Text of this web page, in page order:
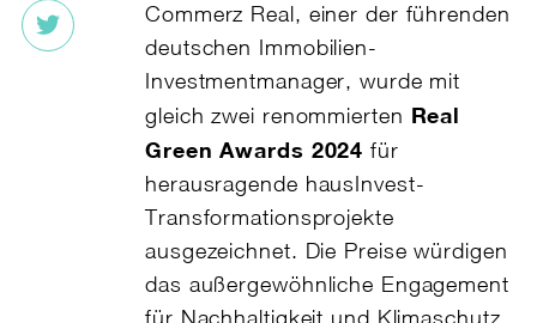
Commerz Real, einer der führenden
deutschen Immobilien-
Investmentmanager, wurde mit
gleich zwei renommierten Real
Green Awards 2024 für
herausragende hausInvest-
Transformationsprojekte
ausgezeichnet. Die Preise würdigen
das außergewöhnliche Engagement
für Nachhaltigkeit und Klimaschutz